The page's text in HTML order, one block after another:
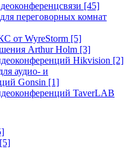
[45]
переговорных комнат
от WyreStorm [5]
Arthur Holm [3]
Hikvision [2]
аудио- и
Gonsin [1]
TaverLAB
[5]